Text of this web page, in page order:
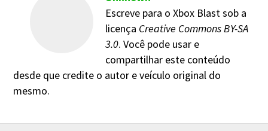
Escreve para o Xbox Blast sob a
licença Creative Commons BY-SA
3.0. Você pode usar e
compartilhar este conteúdo
desde que credite o autor e veículo original do
mesmo.